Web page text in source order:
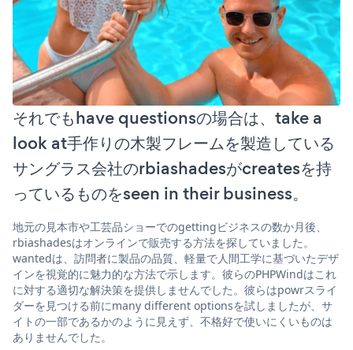
それでもhave questionsの場合は、take a
look at手作りの木製フレームを製造している
サングラス会社のrbiashadesがcreatesを持
っているものをseen in their business。
地元の見本市や工芸品ショーでのgettingビジネスの数か月後、
rbiashadesはオンラインで販売する方法を探していました。
wantedは、訪問者に製品の品質、軽量で人間工学に基づいたデザ
インを視覚的に魅力的な方法で示します。彼らのPHPWindはこれ
に対する適切な解決策を提供しませんでした。彼らはpowrスライ
ダーを見つける前にmany different optionsを試しましたが、サ
イトの一部であるかのように見えず、不格好で使いにくいものは
ありませんでした。